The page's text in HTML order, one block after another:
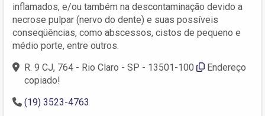
inflamados, e/ou também na descontaminação devido a
necrose pulpar (nervo do dente) e suas possíveis
conseqüências, como abscessos, cistos de pequeno e
médio porte, entre outros.
R. 9 CJ, 764 - Rio Claro - SP - 13501-100
Endereço
copiado!
(19) 3523-4763